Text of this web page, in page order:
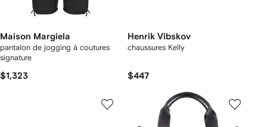
Maison Margiela
pantalon de jogging à coutures
signature
$1,323
Henrik Vibskov
chaussures Kelly
$447